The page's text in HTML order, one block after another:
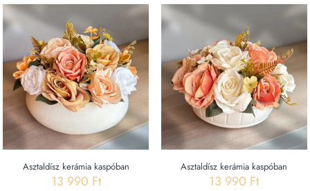
Asztaldísz kerámia kaspóban
13 990 Ft
Asztaldísz kerámia kaspóban
13 990 Ft